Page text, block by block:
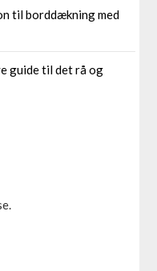
til borddækning med
guide til det rå og